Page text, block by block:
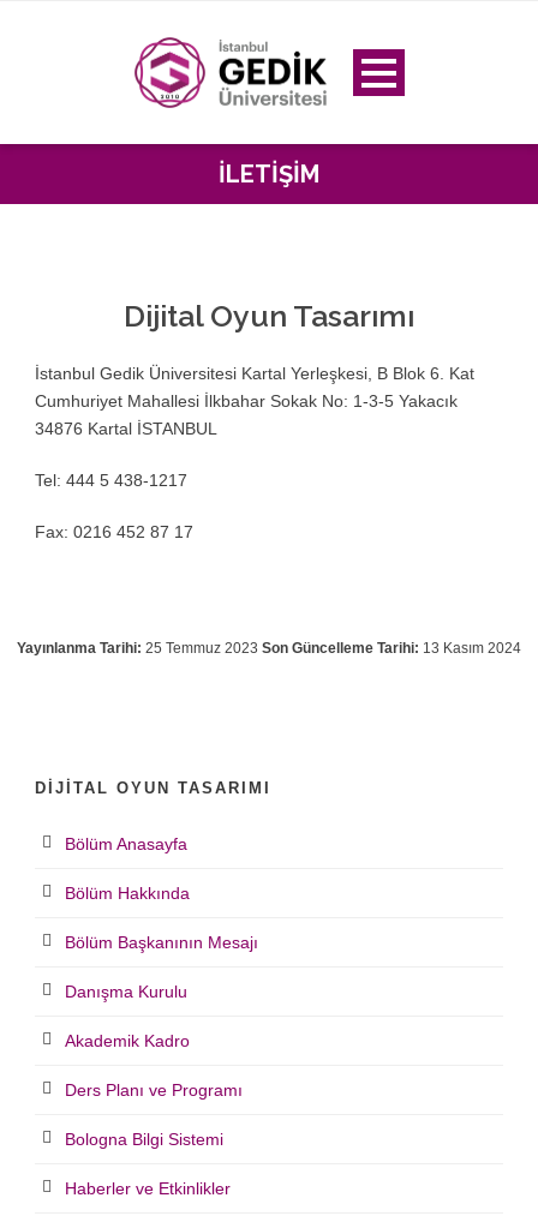
İLETIŞIM
Dijital Oyun Tasarımı
İstanbul Gedik Üniversitesi Kartal Yerleşkesi, B Blok 6. Kat
Cumhuriyet Mahallesi İlkbahar Sokak No: 1-3-5 Yakacık
34876 Kartal İSTANBUL
Tel: 444 5 438-1217
Fax: 0216 452 87 17
Yayınlanma Tarihi: 25 Temmuz 2023 Son Güncelleme Tarihi: 13 Kasım 2024
DIJITAL OYUN TASARIMI
Bölüm Anasayfa
Bölüm Hakkında
Bölüm Başkanının Mesajı
Danışma Kurulu
Akademik Kadro
Ders Planı ve Programı
Bologna Bilgi Sistemi
Haberler ve Etkinlikler